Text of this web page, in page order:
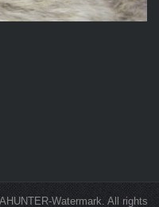
Watermark. All rights